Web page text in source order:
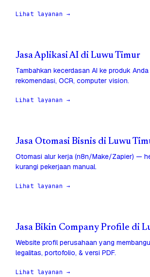
Lihat layanan →
Jasa Aplikasi AI di Luwu Timur
Tambahkan kecerdasan AI ke produk
rekomendasi, OCR, computer vision.
Lihat layanan →
Jasa Otomasi Bisnis di Luwu
Otomasi alur kerja (n8n/Make/Zapier) —
kurangi pekerjaan manual.
Lihat layanan →
Jasa Bikin Company Profile di
Website profil perusahaan yang
legalitas, portofolio, & versi PDF.
Lihat layanan →